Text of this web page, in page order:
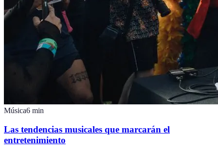
Música6 min
Las tendencias musicales que marcarán el
entretenimiento